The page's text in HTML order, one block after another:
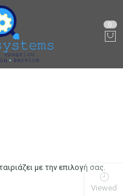
0
με την επιλογή σας.
Viewed